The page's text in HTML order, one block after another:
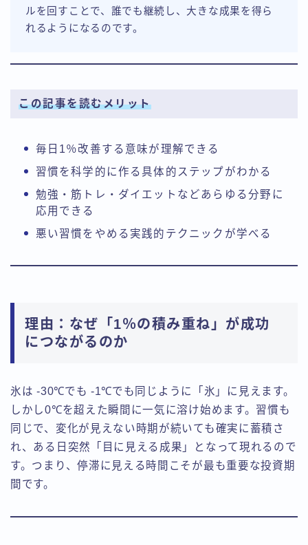
ルを回すことで、誰でも継続し、大きな成果を得ら
れるようになるのです。
この記事を読むメリット
毎日1％改善する意味が理解できる
習慣を科学的に作る具体的ステップがわかる
勉強・筋トレ・ダイエットなどあらゆる分野に
応用できる
悪い習慣をやめる実践的テクニックが学べる
理由：なぜ「1％の積み重ね」が成功
につながるのか
氷は -30℃でも -1℃でも同じように「氷」に見えます。
しかし0℃を超えた瞬間に一気に溶け始めます。習慣も
同じで、変化が見えない時期が続いても確実に蓄積さ
れ、ある日突然「目に見える成果」となって現れるので
す。つまり、停滞に見える時間こそが最も重要な投資期
間です。